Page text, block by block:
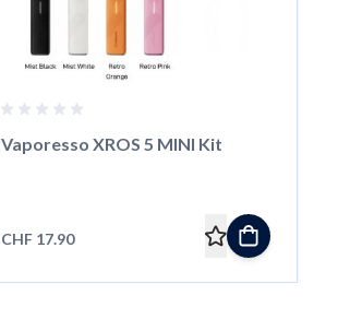
Vaporesso XROS 5 MINI Kit
CHF 17.90